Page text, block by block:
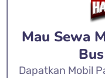
Mau Sewa
Dapatkan Mobil